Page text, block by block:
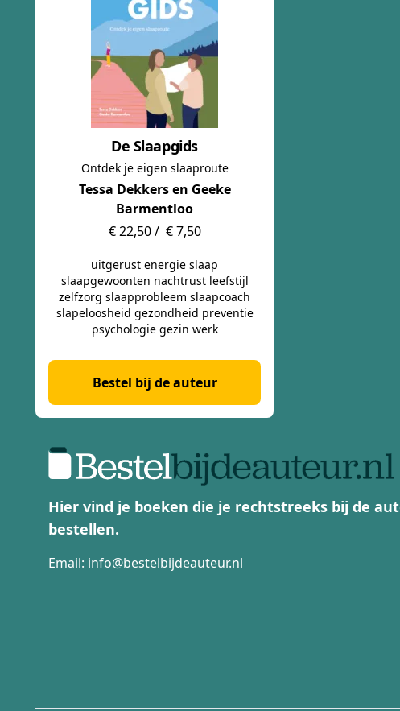
De Slaapgids
Ontdek je eigen slaaproute
Tessa Dekkers en Geeke
Barmentloo
€ 22,50 / € 7,50
uitgerust energie slaap
slaapgewoonten nachtrust leefstijl
zelfzorg slaapprobleem slaapcoach
slapeloosheid gezondheid preventie
psychologie gezin werk
Bestel bij de auteur
Hier vind je boeken die je rechtstreeks bij de
bestellen.
Email: info@bestelbijdeauteur.nl